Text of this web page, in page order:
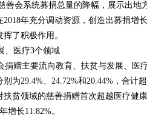
善会系统募捐总量的降幅，展示出地
年充分调动资源，创造出募捐增
了积极作用。
、医疗3个领域
赠主要流向教育、扶贫与发展、医
为29.4%、24.72%和20.44%，合计
扶贫领域的慈善捐赠首次超越医疗健
增长11.82%。